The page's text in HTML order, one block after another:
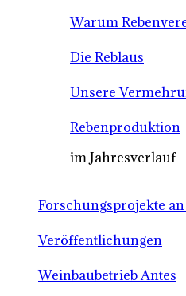
Warum
Die Reblaus
Unsere
Rebenproduktion
im Jahresverlauf
Forschungsprojekte
Veröffentlichungen
Weinbaubetrieb Antes